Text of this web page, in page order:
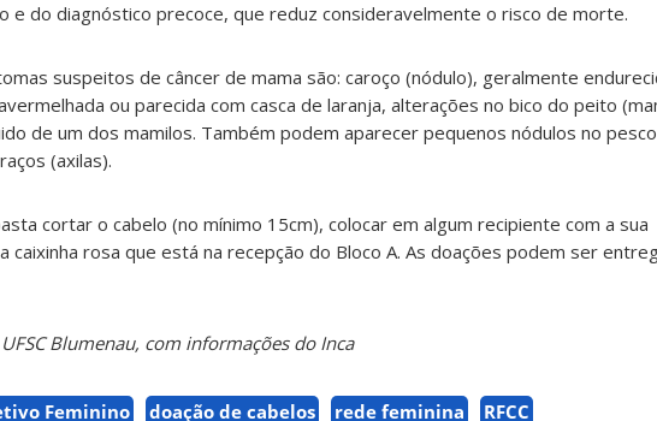
e do diagnóstico precoce, que reduz consideravelmente o risco de morte.
suspeitos de câncer de mama são: caroço (nódulo), geralmente
ou parecida com casca de laranja, alterações no bico do peito
de um dos mamilos. Também podem aparecer pequenos nódulos no
(axilas).
cortar o cabelo (no mínimo 15cm), colocar em algum recipiente com a sua
caixinha rosa que está na recepção do Bloco A. As doações podem ser
Blumenau, com informações do Inca
Feminino doação de cabelos rede feminina RFCC